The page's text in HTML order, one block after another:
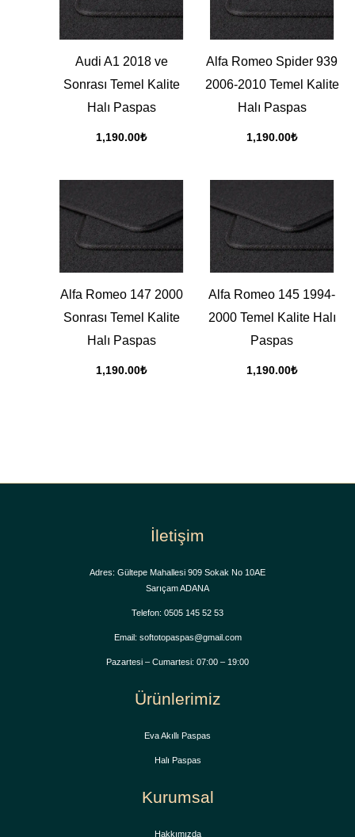
Audi A1 2018 ve
Sonrası Temel Kalite
Halı Paspas
1,190.00₺
Alfa Romeo Spider 939
2006-2010 Temel Kalite
Halı Paspas
1,190.00₺
Alfa Romeo 147 2000
Sonrası Temel Kalite
Halı Paspas
1,190.00₺
Alfa Romeo 145 1994-
2000 Temel Kalite Halı
Paspas
1,190.00₺
İletişim
Adres: Gültepe Mahallesi 909 Sokak No 10AE
Sarıçam ADANA
Telefon: 0505 145 52 53
Email: softotopaspas@gmail.com
Pazartesi – Cumartesi: 07:00 – 19:00
Ürünlerimiz
Eva Akıllı Paspas
Halı Paspas
Kurumsal
Hakkımızda